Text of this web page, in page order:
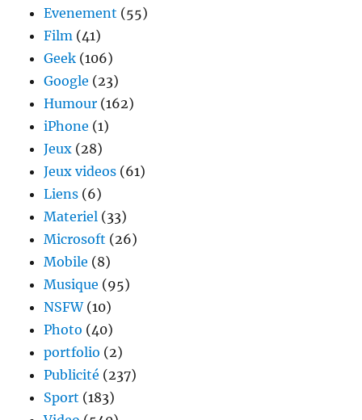
Evenement (55)
Film (41)
Geek (106)
Google (23)
Humour (162)
iPhone (1)
Jeux (28)
Jeux videos (61)
Liens (6)
Materiel (33)
Microsoft (26)
Mobile (8)
Musique (95)
NSFW(10)
Photo (40)
portfolio (2)
Publicité (237)
Sport (183)